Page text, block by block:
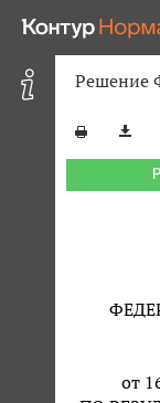
Решение
от